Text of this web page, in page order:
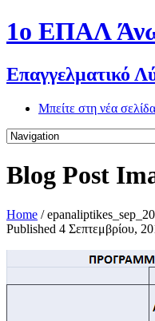
1o ΕΠΑΛ
Επαγγελματικό
Μπείτε στη νέα
Blog Post
Home /
Published 4 Σεπτεμβρίου,